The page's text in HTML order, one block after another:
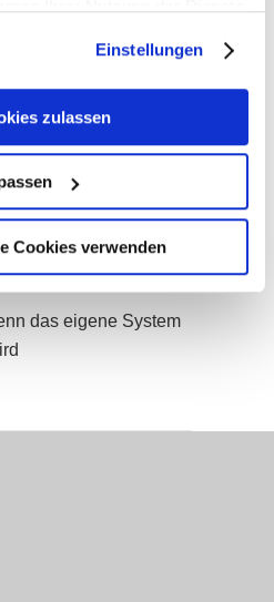
Webseite weiterhin nutzen.
Einstellungen
zulassen
Cookies verwenden
– sofortiges
das eigene System